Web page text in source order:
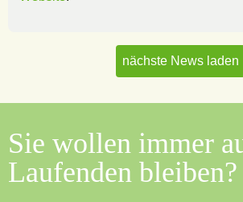
nächste News laden
Sie wollen immer
Laufenden bleiben?